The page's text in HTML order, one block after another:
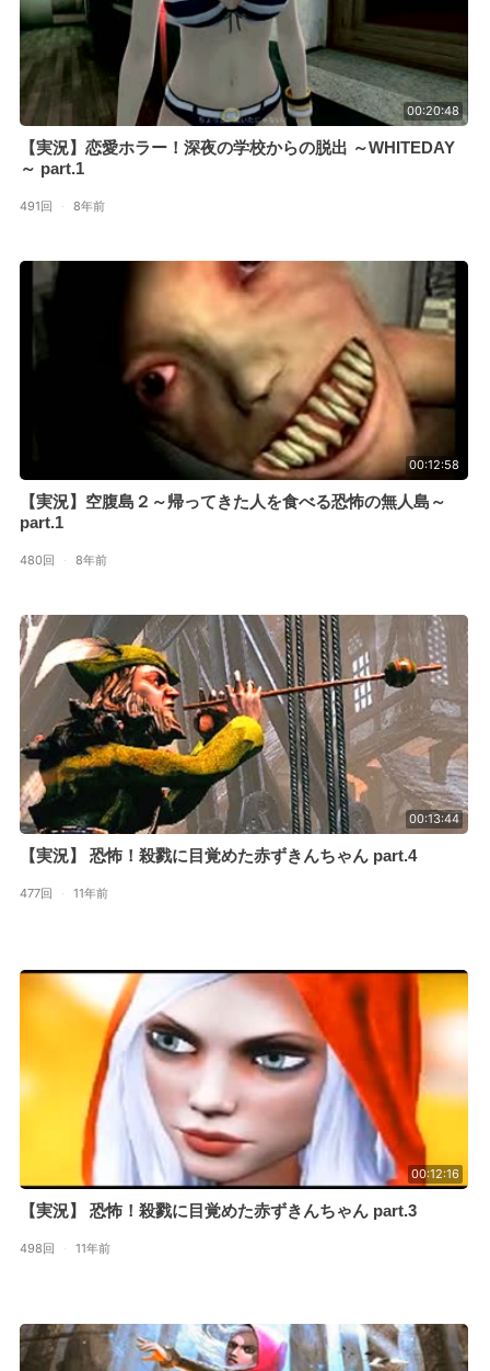
00:20:48
【実況】恋愛ホラー！深夜の学校からの脱出 ～WHITEDAY
～ part.1
491回 · 8年前
00:12:58
【実況】空腹島２～帰ってきた人を食べる恐怖の無人島～
part.1
480回 · 8年前
00:13:44
【実況】 恐怖！殺戮に目覚めた赤ずきんちゃん part.4
477回 · 11年前
00:12:16
【実況】 恐怖！殺戮に目覚めた赤ずきんちゃん part.3
498回 · 11年前